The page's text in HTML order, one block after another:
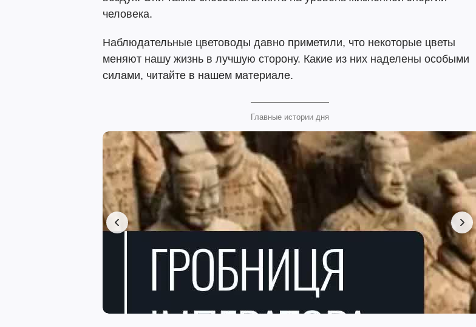
человека.
Наблюдательные цветоводы давно приметили, что некоторые цветы
меняют нашу жизнь в лучшую сторону. Какие из них наделены особыми
силами, читайте в нашем материале.
Главные истории дня